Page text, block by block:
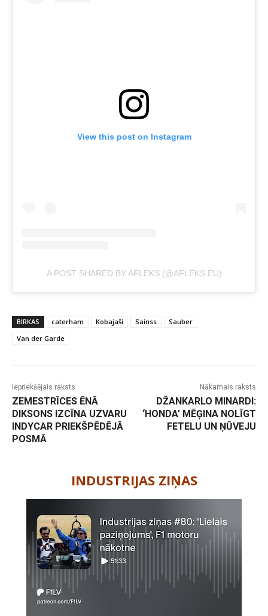
View this post on Instagram
A POST SHARED BY AFLEKS (@AFLEKS.EU)
BIRKAS caterham Kobajaši Sainss
Sauber
Van der Garde
Iepriekšējais raksts
ZEMESTRĪCES ĒNĀ
DIKSONS IZCĪNA UZVARU
INDYCAR PRIEKŠPĒDĒJĀ
POSMĀ
Nākamais raksts
DŽANKARLO MINARDI:
‘HONDA’ MĒĢINA NOLĪGT
FETELU UN ŅŪVEJU
INDUSTRIJAS ZIŅAS